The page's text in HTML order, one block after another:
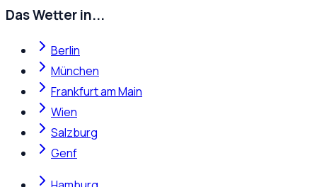
Das Wetter in...
Berlin
München
Frankfurt am Main
Wien
Salzburg
Genf